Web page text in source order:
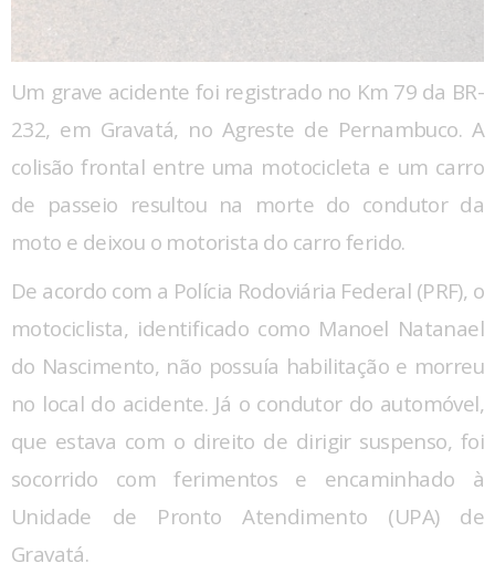
Um grave acidente foi registrado no Km 79 da BR-
232, em Gravatá, no Agreste de Pernambuco. A
colisão frontal entre uma motocicleta e um carro
de passeio resultou na morte do condutor da
moto e deixou o motorista do carro ferido.
De acordo com a Polícia Rodoviária Federal (PRF), o
motociclista, identificado como Manoel Natanael
do Nascimento, não possuía habilitação e morreu
no local do acidente. Já o condutor do automóvel,
que estava com o direito de dirigir suspenso, foi
socorrido com ferimentos e encaminhado à
Unidade de Pronto Atendimento (UPA) de
Gravatá.